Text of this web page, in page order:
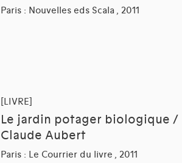
Paris : Nouvelles eds Scala , 2011
[LIVRE]
Le jardin potager biologique /
Claude Aubert
Paris : Le Courrier du livre , 2011